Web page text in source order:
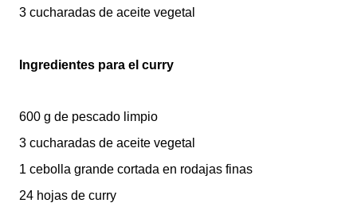
3 cucharadas de aceite vegetal
Ingredientes para el curry
600 g de pescado limpio
3 cucharadas de aceite vegetal
1 cebolla grande cortada en rodajas finas
24 hojas de curry